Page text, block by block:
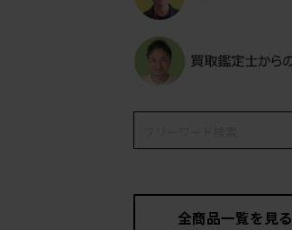
全商品一覧を見る